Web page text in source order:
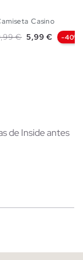
Casino
base
€ Precio
5,99 € -40%
de Inside antes